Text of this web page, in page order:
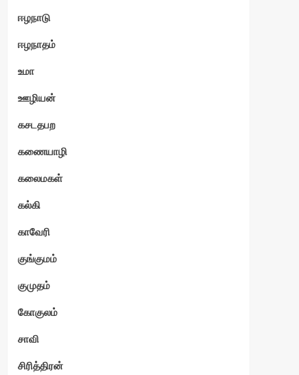
ஈழநாடு
ஈழநாதம்
உமா
ஊழியன்
கசடதபற
கணையாழி
கலைமகள்
கல்கி
காவேரி
குங்குமம்
குமுதம்
கோகுலம்
சாவி
சிரித்திரன்